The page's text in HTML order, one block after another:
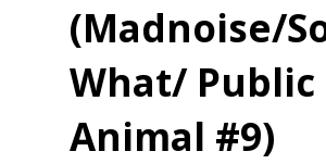
(Madnoise/
What/ Public
Animal #9)